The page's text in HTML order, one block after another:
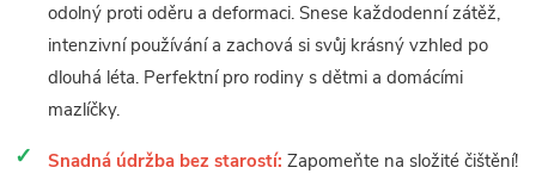
odolný proti oděru a deformaci. Snese každodenní zátěž,
intenzivní používání a zachová si svůj krásný vzhled po
dlouhá léta. Perfektní pro rodiny s dětmi a domácími
mazlíčky.
Snadná údržba bez starostí: Zapomeňte na složité čištění!